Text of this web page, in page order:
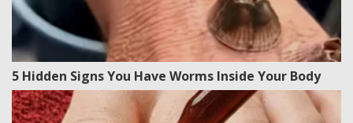
5 Hidden Signs You Have Worms Inside Your Body